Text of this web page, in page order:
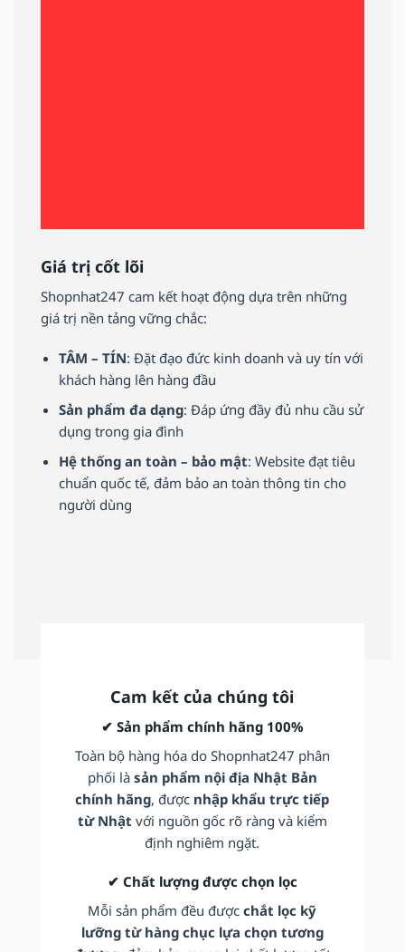
Giá trị cốt lõi
Shopnhat247 cam kết hoạt động dựa trên những
giá trị nền tảng vững chắc:
TÂM – TÍN: Đặt đạo đức kinh doanh và uy tín với
khách hàng lên hàng đầu
Sản phẩm đa dạng: Đáp ứng đầy đủ nhu cầu sử
dụng trong gia đình
Hệ thống an toàn – bảo mật: Website đạt tiêu
chuẩn quốc tế, đảm bảo an toàn thông tin cho
người dùng
Cam kết của chúng tôi
✔ Sản phẩm chính hãng 100%
Toàn bộ hàng hóa do Shopnhat247 phân
phối là sản phẩm nội địa Nhật Bản
chính hãng, được nhập khẩu trực tiếp
từ Nhật với nguồn gốc rõ ràng và kiểm
định nghiêm ngặt.
✔ Chất lượng được chọn lọc
Mỗi sản phẩm đều đượcchắt lọc kỹ
lưỡng từ hàng chục lựa chọn tương